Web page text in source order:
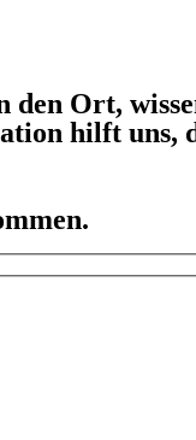
den Ort,
hilft uns,